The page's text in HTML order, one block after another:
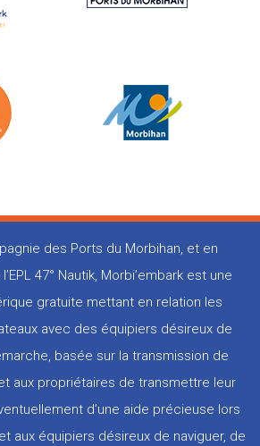
des Ports du Morbihan, et en
47° Nautik, Morbi’embark est une
gratuite mettant en relation les
avec des équipiers désireux de
basée sur la transmission de
aux propriétaires de transmettre leur
d’une aide précieuse lors
aux équipiers désireux de naviguer, de